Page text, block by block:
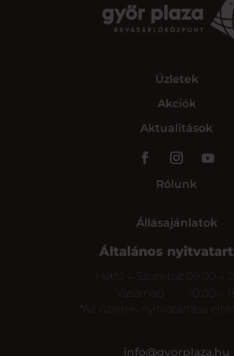
Üzletek
Akciók
Aktualitások
Rólunk
Állásajánlatok
Általános
*Az üzletek nyitvatartása
info@gyorplaza.hu